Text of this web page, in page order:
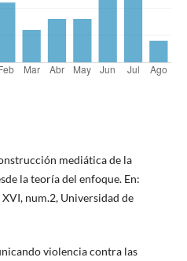
mediática de la
la teoría del enfoque. En:
num.2, Universidad de
violencia contra las